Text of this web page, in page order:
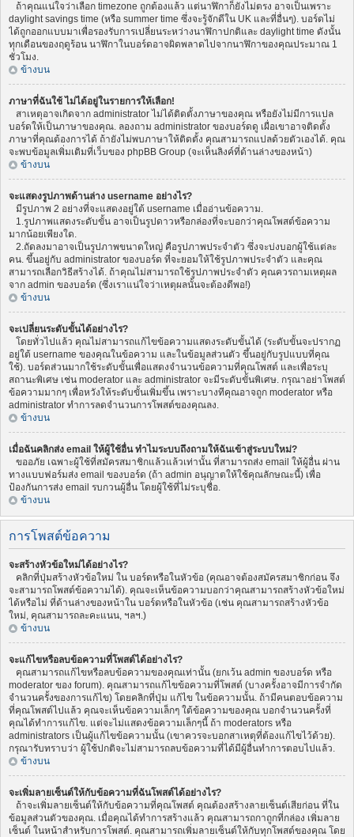
ถ้าคุณแน่ใจว่าเลือก timezone ถูกต้องแล้ว แต่นาฬิกาก็ยังไม่ตรง อาจเป็นเพราะ
daylight savings time (หรือ summer time ซึ่งจะรู้จักดีใน UK และที่อื่นๆ). บอร์ดไม่
ได้ถูกออกแบบมาเพื่อรองรับการเปลี่ยนระหว่างนาฬิกาปกติและ daylight time ดังนั้น
ทุกเดือนของฤดูร้อน นาฬิกาในบอร์ดอาจผิดพลาดไปจากนาฬิกาของคุณประมาณ 1
ชั่วโมง.
ข้างบน
ภาษาที่ฉันใช้ ไม่ได้อยู่ในรายการให้เลือก!
สาเหตุอาจเกิดจาก administrator ไม่ได้ติดตั้งภาษาของคุณ หรือยังไม่มีการแปล
บอร์ดให้เป็นภาษาของคุณ. ลองถาม administrator ของบอร์ดดู เผื่อเขาอาจติดตั้ง
ภาษาที่คุณต้องการได้ ถ้ายังไม่พบภาษาให้ติดตั้ง คุณสามารถแปลด้วยตัวเองได้. คุณ
จะพบข้อมูลเพิ่มเติมที่เว็บของ phpBB Group (จะเห็นลิงค์ที่ด้านล่างของหน้า)
ข้างบน
จะแสดงรูปภาพด้านล่าง username อย่างไร?
มีรูปภาพ 2 อย่างที่จะแสดงอยู่ใต้ username เมื่ออ่านข้อความ.
1.รูปภาพแสดงระดับขั้น อาจเป็นรูปดาวหรือกล่องที่จะบอกว่าคุณโพสต์ข้อความ
มากน้อยเพียงใด.
2.ถัดลงมาอาจเป็นรูปภาพขนาดใหญ่ คือรูปภาพประจำตัว ซึ่งจะบ่งบอกผู้ใช้แต่ละ
คน. ขึ้นอยู่กับ administrator ของบอร์ด ที่จะยอมให้ใช้รูปภาพประจำตัว และคุณ
สามารถเลือกวิธีสร้างได้. ถ้าคุณไม่สามารถใช้รูปภาพประจำตัว คุณควรถามเหตุผล
จาก admin ของบอร์ด (ซึ่งเราแน่ใจว่าเหตุผลนั้นจะต้องดีพอ!)
ข้างบน
จะเปลี่ยนระดับขั้นได้อย่างไร?
โดยทั่วไปแล้ว คุณไม่สามารถแก้ไขข้อความแสดงระดับขั้นได้ (ระดับขั้นจะปรากฏ
อยู่ใต้ username ของคุณในข้อความ และในข้อมูลส่วนตัว ขึ้นอยู่กับรูปแบบที่คุณ
ใช้). บอร์ดส่วนมากใช้ระดับขั้นเพื่อแสดงจำนวนข้อความที่คุณโพสต์ และเพื่อระบุ
สถานะพิเศษ เช่น moderator และ administrator จะมีระดับขั้นพิเศษ. กรุณาอย่าโพสต์
ข้อความมากๆ เพื่อหวังให้ระดับขั้นเพิ่มขึ้น เพราะบางทีคุณอาจถูก moderator หรือ
administrator ทำการลดจำนวนการโพสต์ของคุณลง.
ข้างบน
เมื่อฉันคลิกส่ง email ให้ผู้ใช้อื่น ทำไมระบบถึงถามให้ฉันเข้าสู่ระบบใหม่?
ขออภัย เฉพาะผู้ใช้ที่สมัครสมาชิกแล้วแล้วเท่านั้น ที่สามารถส่ง email ให้ผู้อื่น ผ่าน
ทางแบบฟอร์มส่ง email ของบอร์ด (ถ้า admin อนุญาตให้ใช้คุณลักษณะนี้) เพื่อ
ป้องกันการส่ง email รบกวนผู้อื่น โดยผู้ใช้ที่ไม่ระบุชื่อ.
ข้างบน
การโพสต์ข้อความ
จะสร้างหัวข้อใหม่ได้อย่างไร?
คลิกที่ปุ่มสร้างหัวข้อใหม่ ใน บอร์ดหรือในหัวข้อ (คุณอาจต้องสมัครสมาชิกก่อน จึง
จะสามารถโพสต์ข้อความได้). คุณจะเห็นข้อความบอกว่าคุณสามารถสร้างหัวข้อใหม่
ได้หรือไม่ ที่ด้านล่างของหน้าใน บอร์ดหรือในหัวข้อ (เช่น คุณสามารถสร้างหัวข้อ
ใหม่, คุณสามารถละคะแนน, ฯลฯ.)
ข้างบน
จะแก้ไขหรือลบข้อความที่โพสต์ได้อย่างไร?
คุณสามารถแก้ไขหรือลบข้อความของคุณเท่านั้น (ยกเว้น admin ของบอร์ด หรือ
moderator ของ forum). คุณสามารถแก้ไขข้อความที่โพสต์ (บางครั้งอาจมีการจำกัด
จำนวนครั้งของการแก้ไข) โดยคลิกที่ปุ่ม แก้ไข ในข้อความนั้น. ถ้ามีคนตอบข้อความ
ที่คุณโพสต์ไปแล้ว คุณจะเห็นข้อความเล็กๆ ใต้ข้อความของคุณ บอกจำนวนครั้งที่
คุณได้ทำการแก้ไข. แต่จะไม่แสดงข้อความเล็กๆนี้ ถ้า moderators หรือ
administrators เป็นผู้แก้ไขข้อความนั้น (เขาควรจะบอกสาเหตุที่ต้องแก้ไขไว้ด้วย).
กรุณารับทราบว่า ผู้ใช้ปกติจะไม่สามารถลบข้อความที่ได้มีผู้อื่นทำการตอบไปแล้ว.
ข้างบน
จะเพิ่มลายเซ็นต์ให้กับข้อความที่ฉันโพสต์ได้อย่างไร?
ถ้าจะเพิ่มลายเซ็นต์ให้กับข้อความที่คุณโพสต์ คุณต้องสร้างลายเซ็นต์เสียก่อน ที่ใน
ข้อมูลส่วนตัวของคุณ. เมื่อคุณได้ทำการสร้างแล้ว คุณสามารถกาถูกที่กล่อง เพิ่มลาย
เซ็นต์ ในหน้าสำหรับการโพสต์. คุณสามารถเพิ่มลายเซ็นต์ให้กับทุกโพสต์ของคุณ โดย